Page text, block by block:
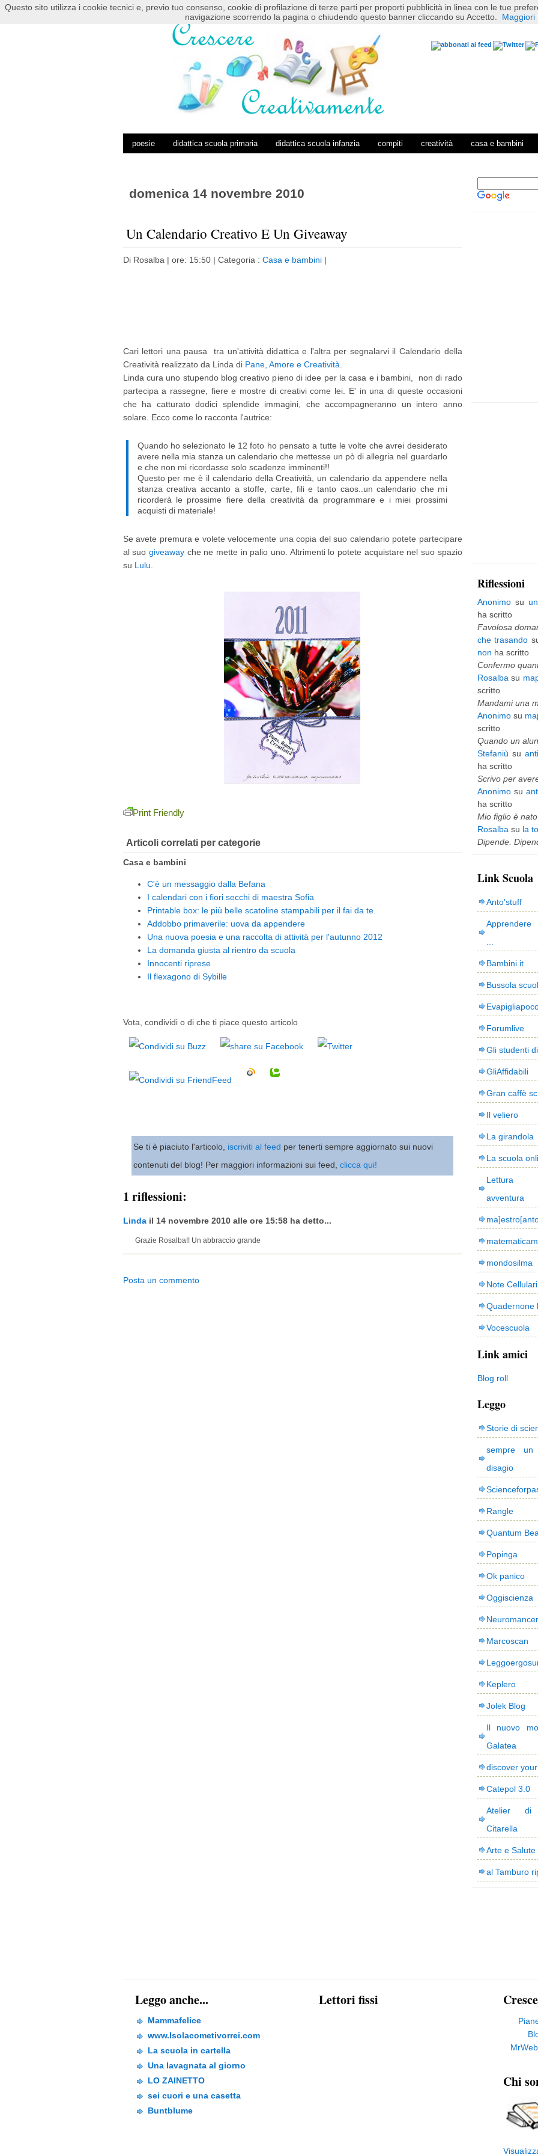
HOME POSTS RSS COMMENTS RSS
poesie didattica scuola primaria didattica scuola infanzia compiti creatività casa e bambini
domenica 14 novembre 2010
Un Calendario Creativo E Un Giveaway
Di Rosalba | ore: 15:50 | Categoria : Casa e bambini |
Cari lettori una pausa tra un'attività didattica e l'altra per segnalarvi il Calendario della
Creatività realizzato da Linda di Pane, Amore e Creatività
Linda cura uno stupendo blog creativo pieno di idee per la casa e i bambini, non di rado
partecipa a rassegne, fiere e mostre di creativi come lei. E' in una di queste occasioni
che ha catturato dodici splendide immagini, che accompagneranno un intero anno
solare. Ecco come lo racconta l'autrice:
Quando ho selezionato le 12 foto ho pensato a tutte le volte che avrei desiderato
avere nella mia stanza un calendario che mettesse un pò di allegria nel guardarlo
e che non mi ricordasse solo scadenze imminenti!!
Questo per me è il calendario della Creatività, un calendario da appendere nella
stanza creativa accanto a stoffe, carte, fili e tanto caos..un calendario che mi
ricorderà le prossime fiere della creatività da programmare e i miei prossimi
acquisti di materiale!
Se avete premura e volete velocemente una copia del suo calendario potete partecipare
al suo giveawayche ne mette in palio uno. Altrimenti lo potete acquistare nel suo spazio
su Lulu
Print Friendly
Articoli correlati per categorie
Casa e bambini
C'è un messaggio dalla Befana
I calendari con i fiori secchi di maestra Sofia
Printable box: le più belle scatoline stampabili per il fai da te.
Addobbo primaverile: uova da appendere
Una nuova poesia e una raccolta di attività per l'autunno 2012
La domanda giusta al rientro da scuola
Innocenti riprese
Il flexagono di Sybille
Vota, condividi o di che ti piace questo articolo
Se ti è piaciuto l'articolo, iscriviti al feed per tenerti sempre aggiornato sui nuovi
contenuti del blog! Per maggiori informazioni sui feed, clicca qui!
1 riflessioni:
Lindail 14 novembre 2010 alle ore 15:58 ha detto...
Grazie Rosalba!! Un abbraccio grande
Posta un commento
t
p
Riflessioni
Anonimosu
ha scritto
Favolosa
che trasando
non ha scritto
Confermo
Rosalba su
scritto
Mandami una
Anonimosu
scritto
Quando un
Stefaniù su
ha scritto
Scrivo per avere
Anonimosu
ha scritto
Mio figlio è nato
Rosalba su la
Dipende.
Link Scuola
Anto'stuff
Bambini.it
Bussola
Forumlive
Gli studenti
GliAffidabili
Gran caffè
Il veliero
La girandola
La scuola
avventura
mondosilma
Note Cellulari
Quadernone
Vocescuola
Link amici
Blog roll
Leggo
Storie di
sempre
disagio
Rangle
Quantum
Popinga
Ok panico
Oggiscienza
Neuromancer
Marcoscan
Keplero
Jolek Blog
Il nuovo
Galatea
discover
Catepol 3.0
Atelier di
Citarella
Arte e Salute
al Tamburo
Leggo anche...
Mammafelice
www.Isolacometivorrei.com
La scuola in cartella
Una lavagnata al giorno
LO ZAINETTO
sei cuori e una casetta
Buntblume
Lettori fissi
Chi
Questo sito utilizza i cookie tecnici e, previo tuo consenso, cookie di profilazione di terze parti per proporti pubblicità in linea con le tue
navigazione scorrendo la pagina o chiudendo questo banner cliccando su Accetto.
Maggiori